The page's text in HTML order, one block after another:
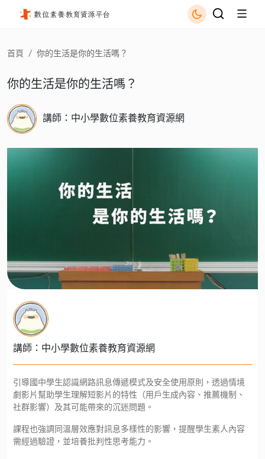
你的生活是你的生活嗎？ - 國立公共資訊圖書館
首頁 你的生活是你的生活嗎？
你的生活是你的生活嗎？
講師：中小學數位素養教育資源網
講師：中小學數位素養教育資源網
引導國中學生認識網路訊息傳遞模式及安全使用原則，透過情境
劇影片幫助學生理解短影片的特性（用戶生成內容、推薦機制、
社群影響）及其可能帶來的沉迷問題。
課程也強調同溫層效應對訊息多樣性的影響，提醒學生素人內容
需經過驗證，並培養批判性思考能力。